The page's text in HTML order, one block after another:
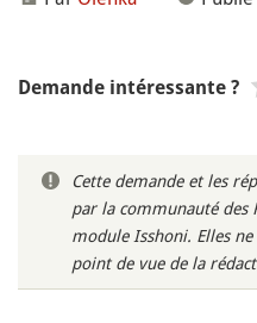
Demande intéressante ?
Cette demande et les
par la communauté des
module Isshoni. Elles
point de vue de la